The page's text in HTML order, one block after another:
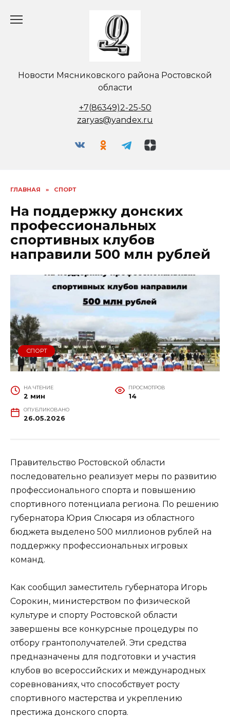
Новости Мясниковского района Ростовской
области
+7(86349)2-25-50
zaryas@yandex.ru
ГЛАВНАЯ » СПОРТ
На поддержку донских
профессиональных
спортивных клубов
направили 500 млн рублей
СПОРТ
НА ЧТЕНИЕ
2 мин
ПРОСМОТРОВ
14
ОПУБЛИКОВАНО
26.05.2026
Правительство Ростовской области
последовательно реализует меры по развитию
профессионального спорта и повышению
спортивного потенциала региона. По решению
губернатора Юрия Слюсаря из областного
бюджета выделено 500 миллионов рублей на
поддержку профессиональных игровых
команд.
Как сообщил заместитель губернатора Игорь
Сорокин, министерством по физической
культуре и спорту Ростовской области
завершены все конкурсные процедуры по
отбору грантополучателей. Эти средства
предназначены для подготовки и участия
клубов во всероссийских и международных
соревнованиях, что способствует росту
спортивного мастерства и укреплению
престижа донского спорта.